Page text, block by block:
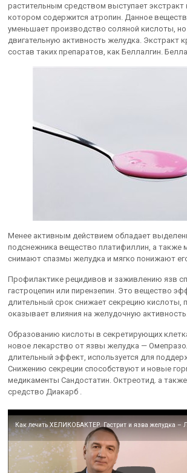
растительным средством выступает экстракт
котором содержится атропин. Данное
уменьшает производство соляной кислоты,
двигательную активность желудка. Экстракт
состав таких препаратов, как Беллалгин.
Менее активным действием обладает
подснежника вещество платифиллин, а также
снимают спазмы желудка и мягко понижают
Профилактике рецидивов и заживлению язв
гастроцепин или пирензепин. Это вещество
длительный срок снижает секрецию кислоты,
оказывает влияния на желудочную активность.
Образованию кислоты в секретирующих
новое лекарство от язвы желудка —
длительный эффект, используется для
Снижению секреции способствуют и новые
медикаменты Сандостатин. Октреотид. а
средство Диакарб .